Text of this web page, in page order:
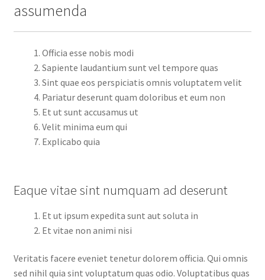
assumenda
Officia esse nobis modi
Sapiente laudantium sunt vel tempore quas
Sint quae eos perspiciatis omnis voluptatem velit
Pariatur deserunt quam doloribus et eum non
Et ut sunt accusamus ut
Velit minima eum qui
Explicabo quia
Eaque vitae sint numquam ad deserunt
Et ut ipsum expedita sunt aut soluta in
Et vitae non animi nisi
Veritatis facere eveniet tenetur dolorem officia. Qui omnis
sed nihil quia sint voluptatum quas odio. Voluptatibus quas